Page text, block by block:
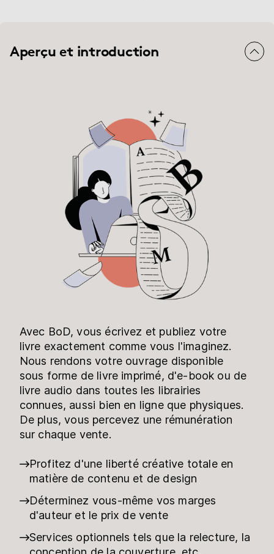
Aperçu et introduction
Avec BoD, vous écrivez et publiez votre
livre exactement comme vous l'imaginez.
Nous rendons votre ouvrage disponible
sous forme de livre imprimé, d'e-book ou de
livre audio dans toutes les librairies
connues, aussi bien en ligne que physiques.
De plus, vous percevez une rémunération
sur chaque vente.
Profitez d'une liberté créative totale en
matière de contenu et de design
Déterminez vous-même vos marges
d'auteur et le prix de vente
Services optionnels tels que la relecture, la